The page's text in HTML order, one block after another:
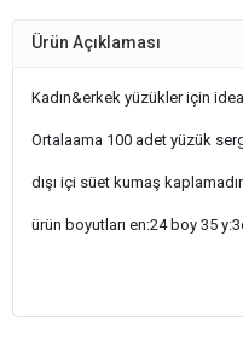
Ürün Açıklaması
Kadın&erkek yüzükler için
Ortalaama 100 adet yüzük
dışı içi süet kumaş kaplamadır
ürün boyutları en:24 boy 35